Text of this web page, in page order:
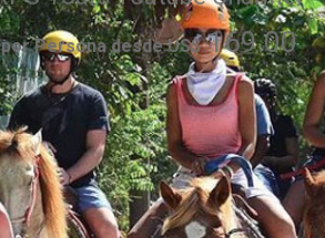
por Persona desde US$169.00